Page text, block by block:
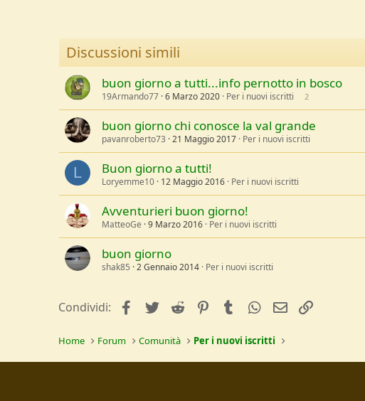
Discussioni simili
buon giorno a tutti...info pernotto in bosco
19Armando77 6 Marzo 2020 Per i nuovi iscritti 2
buon giorno chi conosce la val grande
pavanroberto73 21 Maggio 2017 Per i nuovi iscritti
L Buon giorno a tutti!
Loryemme10 12 Maggio 2016 Per i nuovi iscritti
Avventurieri buon giorno!
MatteoGe 9 Marzo 2016 Per i nuovi iscritti
buon giorno
shak85 2 Gennaio 2014 Per i nuovi iscritti
Condividi: facebookTwitterReddit PinterestTumblrWhatsApp
e-mail
Home Forum Comunità Per i nuovi iscritti